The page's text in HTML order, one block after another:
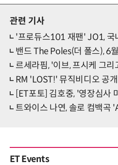
관련 기사
'프로듀스101 재팬' JO1, 국내 지상파
밴드 The Poles(더 폴스), 6월 단독 콘서트
르세라핌, '이브, 프시케 그리고 푸
RM 'LOST!' 뮤직비디오 공개…
[ET포토] 김호중, '영장심사
트와이스 나연, 솔로 컴백곡
ET Events